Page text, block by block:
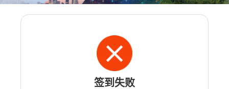
签到失败